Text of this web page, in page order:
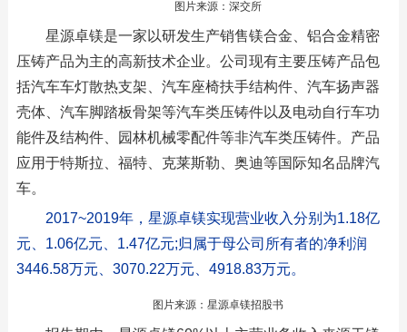
图片来源：深交所
星源卓镁是一家以研发生产销售镁合金、铝合金精密
压铸产品为主的高新技术企业。公司现有主要压铸产品包
括汽车车灯散热支架、汽车座椅扶手结构件、汽车扬声器
壳体、汽车脚踏板骨架等汽车类压铸件以及电动自行车功
能件及结构件、园林机械零配件等非汽车类压铸件。产品
应用于特斯拉、福特、克莱斯勒、奥迪等国际知名品牌汽
车。
2017~2019年，星源卓镁实现营业收入分别为1.18亿
元、1.06亿元、1.47亿元;归属于母公司所有者的净利润
3446.58万元、3070.22万元、4918.83万元。
图片来源：星源卓镁招股书